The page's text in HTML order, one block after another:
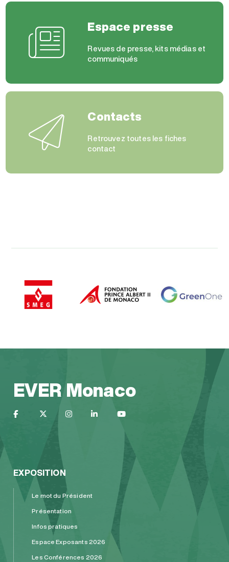
Espace presse
Revues de presse, kits médias et
communiqués
Contacts
Retrouvez toutes les fiches
contact
EVER Monaco
EXPOSITION
Le mot du Président
Présentation
Infos pratiques
Espace Exposants 2026
Les Conférences 2026